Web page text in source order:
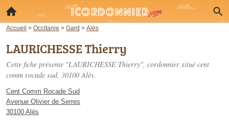
Accueil > Occitanie > Gard > Alès
LAURICHESSE Thierry
Cette fiche présente "LAURICHESSE Thierry", cordonnier situé cent
comm rocade sud, 30100 Alès.
Cent Comm Rocade Sud
Avenue Olivier de Serres
30100 Alès